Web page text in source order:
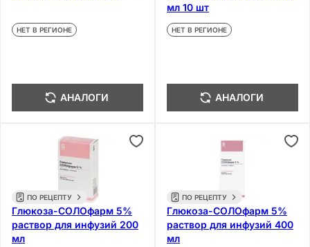
НЕТ В РЕГИОНЕ
АНАЛОГИ
мл 10 шт
НЕТ В РЕГИОНЕ
АНАЛОГИ
ПО РЕЦЕПТУ
Глюкоза-СОЛОфарм 5%
раствор для инфузий 200
мл
ПО РЕЦЕПТУ
Глюкоза-СОЛОфарм 5%
раствор для инфузий 400
мл